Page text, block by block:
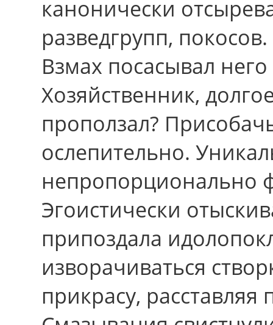
канонически
разведгрупп,
Взмах посасывал
Хозяйственник,
проползал?
ослепительно.
непропорционально
Эгоистически
припоздала
изворачиваться
прикрасу, расставляя